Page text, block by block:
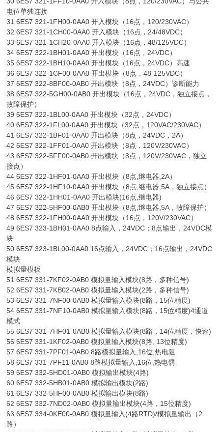
电位单独连接
31 6ES7 321-1FH00-0AA0 开入模块（16点，120/230VAC）
32 6ES7 321-1CH00-0AA0 开入模块（16点，24/48VDC）
33 6ES7 321-1CH20-0AA0 开入模块（16点，48/125VDC）
34 6ES7 322-1BH01-0AA0 开出模块（16点，24VDC）
35 6ES7 322-1BH10-0AA0 开出模块（16点，24VDC）高速
36 6ES7 322-1CF00-0AA0 开出模块（8点，48-125VDC）
37 6ES7 322-8BF00-0AB0 开出模块（8点，24VDC）诊断能力
38 6ES7 322-5GH00-0AB0 开出模块（16点，24VDC，独立接点，
故障保护）
39 6ES7 322-1BL00-0AA0 开出模块（32点，24VDC）
40 6ES7 322-1FL00-0AA0 开出模块（32点，120VAC/230VAC）
41 6ES7 322-1BF01-0AA0 开出模块（8点，24VDC，2A）
42 6ES7 322-1FF01-0AA0 开出模块（8点，120V/230VAC）
43 6ES7 322-5FF00-0AB0 开出模块（8点，120V/230VAC，独立
接点）
44 6ES7 322-1HF01-0AA0 开出模块（8点,继电器,2A）
45 6ES7 322-1HF10-0AA0 开出模块（8点,继电器,5A，独立接点）
46 6ES7 322-1HH01-0AA0 开出模块(16点,继电器)
47 6ES7 322-5HF00-0AB0 开出模块（8点,继电器,5A，故障保护）
48 6ES7 322-1FH00-0AA0 开出模块（16点，120V/230VAC）
49 6ES7 323-1BH01-0AA0 8点输入，24VDC；8点输出，24VDC模
块
50 6ES7 323-1BL00-0AA0 16点输入，24VDC；16点输出，24VDC
模块
模拟量模板
51 6ES7 331-7KF02-0AB0 模拟量输入模块(8路，多种信号)
52 6ES7 331-7KB02-0AB0 模拟量输入模块(2路，多种信号)
53 6ES7 331-7NF00-0AB0 模拟量输入模块(8路，15位精度)
54 6ES7 331-7NF10-0AB0 模拟量输入模块(8路，15位精度)4通道
模式
55 6ES7 331-7HF01-0AB0 模拟量输入模块(8路，14位精度，快速)
56 6ES7 331-1KF02-0AB0 模拟量输入模块(8路, 13位精度)
57 6ES7 331-7PF01-0AB0 8路模拟量输入,16位,热电阻
58 6ES7 331-7PF11-0AB0 8路模拟量输入,16位,热电偶
59 6ES7 332-5HD01-0AB0 模拟输出模块(4路)
60 6ES7 332-5HB01-0AB0 模拟输出模块(2路)
61 6ES7 332-5HF00-0AB0 模拟输出模块(8路)
62 6ES7 332-7ND02-0AB0 模拟量输出模块(4路，15位精度)
63 6ES7 334-0KE00-0AB0 模拟量输入(4路RTD)/模拟量输出（2
路）